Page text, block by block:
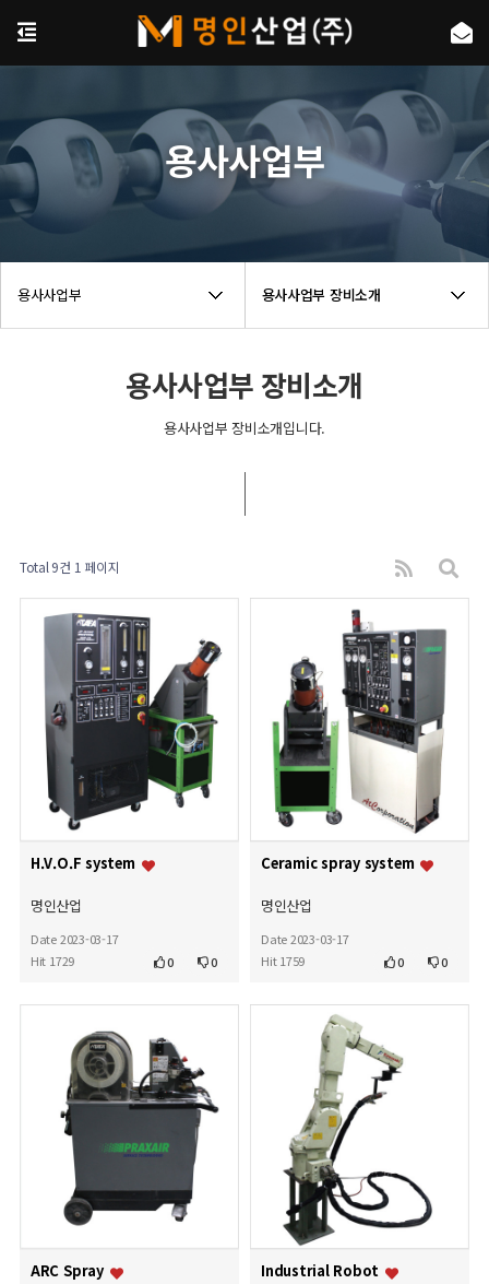
용사사업부 용사사업부 장비소개
용사사업부
용사사업부 장비소개
용사사업부 장비소개입니다.
Total 9건 1 페이지
H.V.O.F system
명인산업
Date 2023-03-17
Hit 1729
0 0
Ceramic spray system
명인산업
Date 2023-03-17
Hit 1759
0 0
ARC Spray Industrial Robot